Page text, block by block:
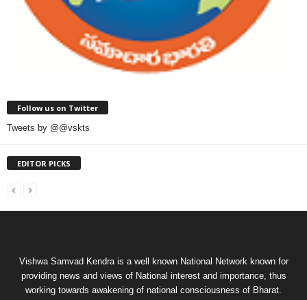
Follow us on Twitter
Tweets by @@vskts
EDITOR PICKS
Vishwa Samvad Kendra is a well known National Network known for
providing news and views of National interest and importance, thus
working towards awakening of national consciousness of Bharat.